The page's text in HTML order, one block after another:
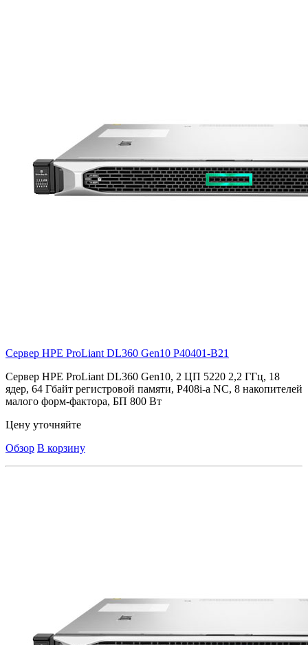
Сервер HPE ProLiant DL360 Gen10 P40401-B21
Сервер HPE ProLiant DL360 Gen10, 2 ЦП 5220 2,2 ГГц, 18
ядер, 64 Гбайт регистровой памяти, P408i-a NC, 8 накопителей
малого форм-фактора, БП 800 Вт
Цену уточняйте
Обзор В корзину